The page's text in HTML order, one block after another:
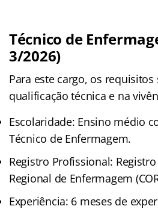
Técnico de
3/2026)
Para este cargo, os requisitos
qualificação técnica e na
Escolaridade: Ensino médio
Técnico de Enfermagem.
Registro Profissional:
Regional de Enfermagem
Experiência: 6 meses de